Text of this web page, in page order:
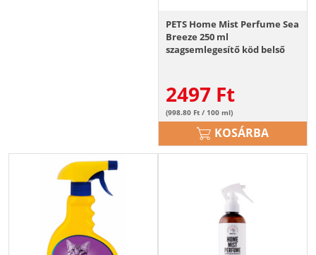
PETS Home Mist Perfume Sea
Breeze 250 ml
szagsemlegesítő köd belső
2497 Ft
(998.80 Ft / 100 ml)
KOSÁRBA